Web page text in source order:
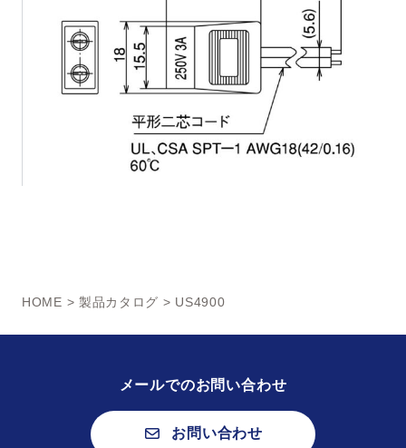
HOME > 製品カタログ > US4900
メールでのお問い合わせ
お問い合わせ